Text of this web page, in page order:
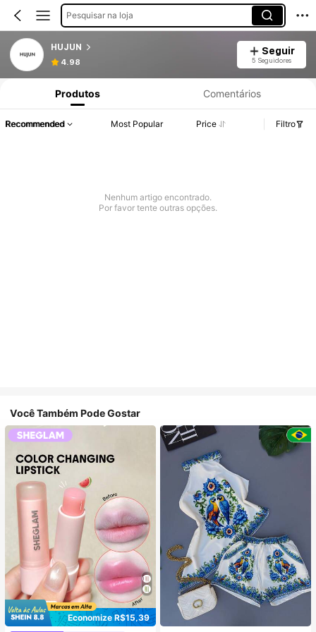
Pesquisar na loja
HUJUN
4.98
Seguir
5 Seguidores
Produtos Comentários
Recommended Most Popular Price Filtro
Nenhum artigo encontrado.
Por favor tente outras opções.
Você Também Pode Gostar
Economize R$15,39